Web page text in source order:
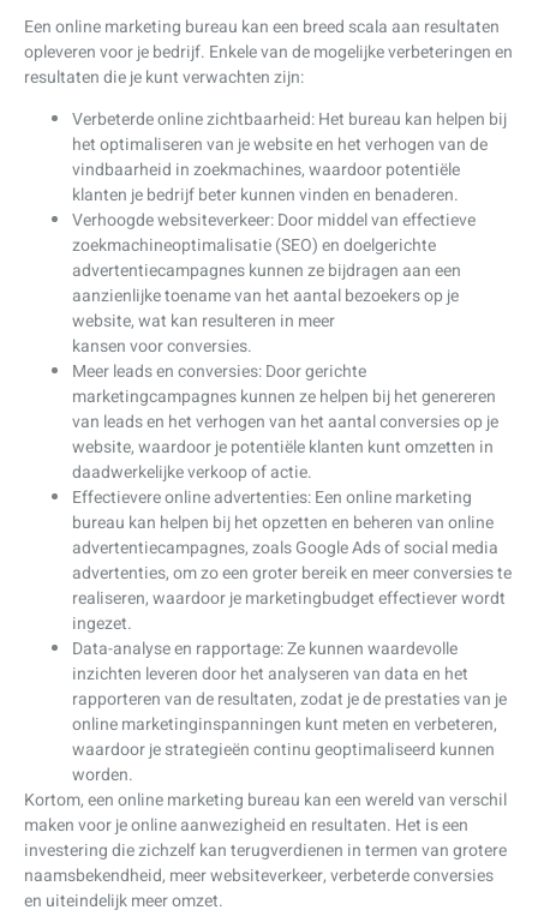
Een online marketing bureau kan een breed scala aan resultaten
opleveren voor je bedrijf. Enkele van de mogelijke verbeteringen en
resultaten die je kunt verwachten zijn:
Verbeterde online zichtbaarheid: Het bureau kan helpen bij
het optimaliseren van je website en het verhogen van de
vindbaarheid in zoekmachines, waardoor potentiële
klanten je bedrijf beter kunnen vinden en benaderen.
Verhoogde websiteverkeer: Door middel van effectieve
zoekmachineoptimalisatie (SEO) en doelgerichte
advertentiecampagnes kunnen ze bijdragen aan een
aanzienlijke toename van het aantal bezoekers op je
website, wat kan resulteren in meer
kansen voor conversies.
Meer leads en conversies: Door gerichte
marketingcampagnes kunnen ze helpen bij het genereren
van leads en het verhogen van het aantal conversies op je
website, waardoor je potentiële klanten kunt omzetten in
daadwerkelijke verkoop of actie.
Effectievere online advertenties: Een online marketing
bureau kan helpen bij het opzetten en beheren van online
advertentiecampagnes, zoals Google Ads of social media
advertenties, om zo een groter bereik en meer conversies te
realiseren, waardoor je marketingbudget effectiever wordt
ingezet.
Data-analyse en rapportage: Ze kunnen waardevolle
inzichten leveren door het analyseren van data en het
rapporteren van de resultaten, zodat je de prestaties van je
online marketinginspanningen kunt meten en verbeteren,
waardoor je strategieën continu geoptimaliseerd kunnen
worden.
Kortom, een online marketing bureau kan een wereld van verschil
maken voor je online aanwezigheid en resultaten. Het is een
investering die zichzelf kan terugverdienen in termen van grotere
naamsbekendheid, meer websiteverkeer, verbeterde conversies
en uiteindelijk meer omzet.